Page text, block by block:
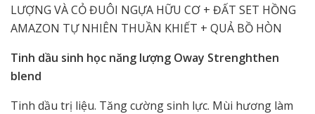
LƯỢNG VÀ CỎ ĐUÔI NGỰA HỮU CƠ + ĐẤT SET HỒNG
AMAZON TỰ NHIÊN THUẦN KHIẾT + QUẢ BỒ HÒN
Tinh dầu sinh học năng lượng Oway Strenghthen
blend
Tinh dầu trị liệu. Tăng cường sinh lực. Mùi hương làm